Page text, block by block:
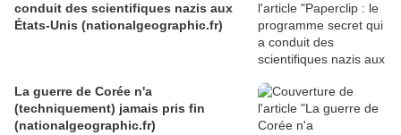
conduit des scientifiques nazis aux
États-Unis (nationalgeographic.fr)
La guerre de Corée n'a
(techniquement) jamais pris fin
(nationalgeographic.fr)